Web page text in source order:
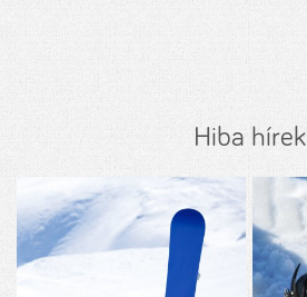
Hiba hírek